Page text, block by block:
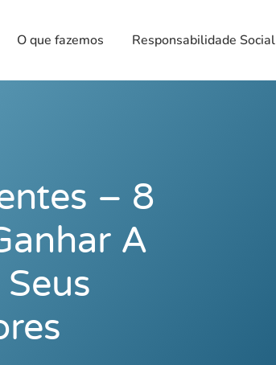
O que fazemos Responsabilidade Social
– 8
A